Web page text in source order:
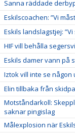
Sanna räddade
Eskilscoachen: ”Vi
Eskils landslagstjej:
HIF vill behålla
Eskils damer vann på
Iztok vill inte se
Elin tillbaka från
Motståndarkoll:
saknar pingislag
Målexplosion när